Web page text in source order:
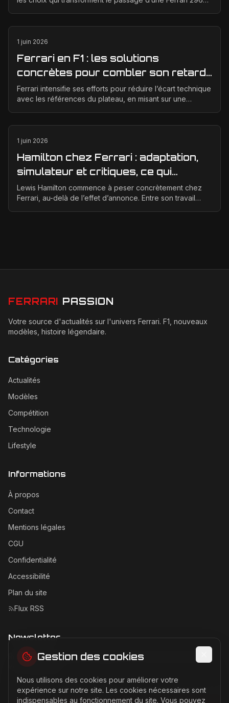
1 juin 2026
Ferrari en F1 : les solutions
concrètes pour combler son retard
technique en 2026
Ferrari intensifie ses efforts pour réduire l’écart technique
avec les références du plateau, en misant sur une
1 juin 2026
Hamilton chez Ferrari : adaptation,
simulateur et critiques, ce qui
change vraiment pour la Scuderia
Lewis Hamilton commence à peser concrètement chez
Ferrari, au-delà de l’effet d’annonce. Entre son travail
FERRARI PASSION
Votre source d'actualités sur l'univers Ferrari. F1, nouveaux
modèles, histoire légendaire.
Catégories
Actualités
Modèles
Compétition
Technologie
Lifestyle
Informations
À propos
Contact
Mentions légales
CGU
Confidentialité
Accessibilité
Plan du site
Flux RSS
Newsletter
Recevez les dernières actualités Ferrari directement dans
Adresse email pour la newsletter
Gestion des cookies
Nous utilisons des cookies pour améliorer votre
expérience sur notre site. Les cookies nécessaires sont
indispensables au fonctionnement du site. Vous pouvez